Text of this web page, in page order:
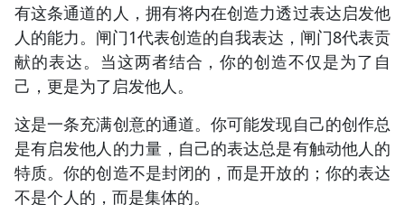
有这条通道的人，拥有将内在创造力透过表达启发他
人的能力。闸门1代表创造的自我表达，闸门8代表贡
献的表达。当这两者结合，你的创造不仅是为了自
己，更是为了启发他人。
这是一条充满创意的通道。你可能发现自己的创作总
是有启发他人的力量，自己的表达总是有触动他人的
特质。你的创造不是封闭的，而是开放的；你的表达
不是个人的，而是集体的。